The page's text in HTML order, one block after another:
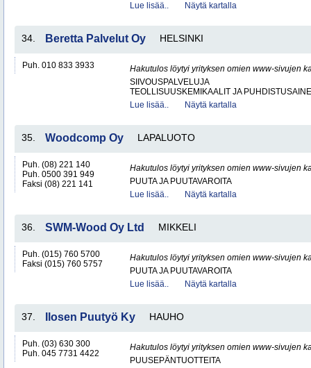
Lue lisää..
Näytä kartalla
34. Beretta Palvelut Oy HELSINKI
Puh. 010 833 3933
Hakutulos löytyi yrityksen omien www-sivujen
SIIVOUSPALVELUJA
TEOLLISUUSKEMIKAALIT JA
Lue lisää..
Näytä kartalla
35. Woodcomp Oy LAPALUOTO
Puh. (08) 221 140
Puh. 0500 391 949
Faksi (08) 221 141
Hakutulos löytyi yrityksen omien www-sivujen
PUUTA JA PUUTAVAROITA
Lue lisää..
Näytä kartalla
36. SWM-Wood Oy Ltd MIKKELI
Puh. (015) 760 5700
Faksi (015) 760 5757
Hakutulos löytyi yrityksen omien www-sivujen
PUUTA JA PUUTAVAROITA
Lue lisää..
Näytä kartalla
37. Ilosen Puutyö Ky HAUHO
Puh. (03) 630 300
Puh. 045 7731 4422
Hakutulos löytyi yrityksen omien www-sivujen
PUUSEPÄNTUOTTEITA